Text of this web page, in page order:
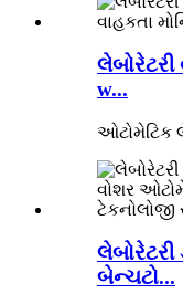
લેબોરેટરી
w...
ઓટોમેટિક
લેબોરેટરી
બેન્ચટો...